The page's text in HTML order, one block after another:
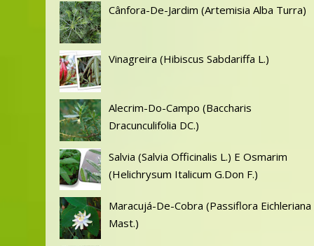
Cânfora-De-Jardim (Artemisia Alba Turra)
Vinagreira (Hibiscus Sabdariffa L.)
Alecrim-Do-Campo (Baccharis
Dracunculifolia DC.)
Salvia (Salvia Officinalis L.) E Osmarim
(Helichrysum Italicum G.Don F.)
Maracujá-De-Cobra (Passiflora Eichleriana
Mast.)